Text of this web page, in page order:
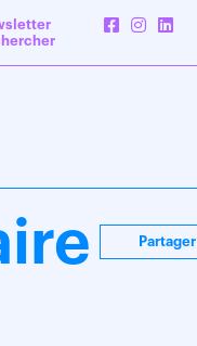
Partager